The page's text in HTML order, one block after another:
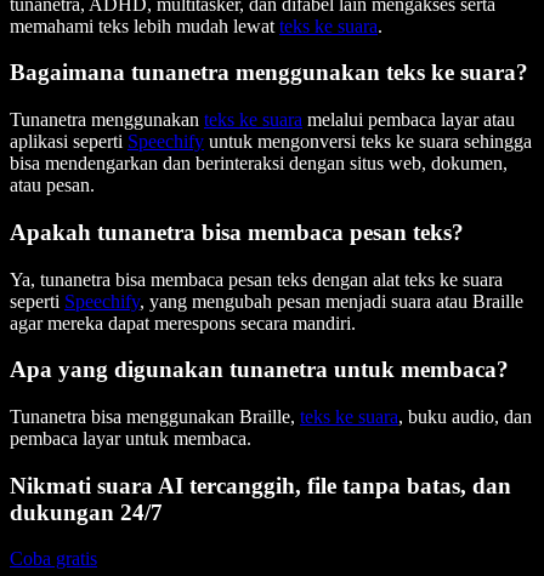
memahami teks lebih mudah lewat teks ke suara.
Bagaimana tunanetra menggunakan teks ke suara?
Tunanetra menggunakan teks ke suara melalui pembaca layar atau
aplikasi seperti Speechify untuk mengonversi teks ke suara sehingga
bisa mendengarkan dan berinteraksi dengan situs web, dokumen,
atau pesan.
Apakah tunanetra bisa membaca pesan teks?
Ya, tunanetra bisa membaca pesan teks dengan alat teks ke suara
seperti Speechify, yang mengubah pesan menjadi suara atau Braille
agar mereka dapat merespons secara mandiri.
Apa yang digunakan tunanetra untuk membaca?
Tunanetra bisa menggunakan Braille, teks ke suara, buku audio, dan
pembaca layar untuk membaca.
Nikmati suara AI tercanggih, file tanpa batas, dan
dukungan 24/7
Coba gratis